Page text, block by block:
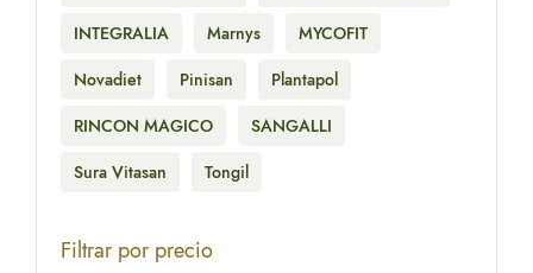
INTEGRALIA
Marnys
MYCOFIT
Novadiet
Pinisan
Plantapol
RINCON MAGICO
SANGALLI
Sura Vitasan
Tongil
Filtrar por precio